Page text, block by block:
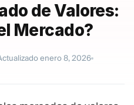
de Valores:
Mercado?
enero 8, 2026
Opciones Binarias
compensación